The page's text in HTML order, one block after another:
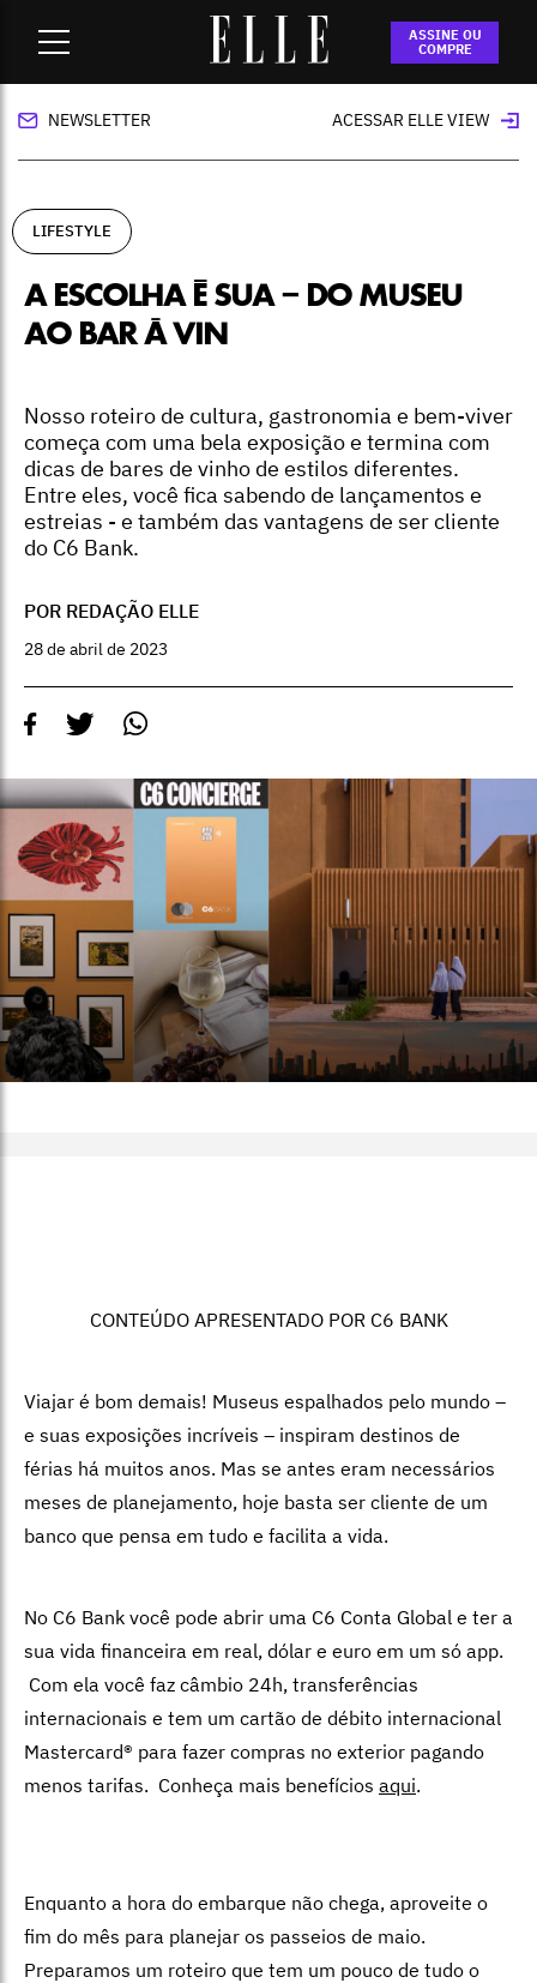
ASSINE OU
COMPRE
A escolha é sua – Do museu ao bar à vin
NEWSLETTER ACESSAR ELLE VIEW
LIFESTYLE
A ESCOLHA É SUA – DO MUSEU
AO BAR À VIN
Nosso roteiro de cultura, gastronomia e bem-viver
começa com uma bela exposição e termina com
dicas de bares de vinho de estilos diferentes.
Entre eles, você fica sabendo de lançamentos e
estreias - e também das vantagens de ser cliente
do C6 Bank.
POR REDAÇÃO ELLE
28 de abril de 2023
CONTEÚDO APRESENTADO POR C6 BANK
Viajar é bom demais! Museus espalhados pelo mundo –
e suas exposições incríveis – inspiram destinos de
férias há muitos anos. Mas se antes eram necessários
meses de planejamento, hoje basta ser cliente de um
banco que pensa em tudo e facilita a vida.
No C6 Bank você pode abrir uma C6 Conta Global e ter a
sua vida financeira em real, dólar e euro em um só app.
Com ela você faz câmbio 24h, transferências
internacionais e tem um cartão de débito internacional
Mastercard® para fazer compras no exterior pagando
menos tarifas. Conheça mais benefícios aqui.
Enquanto a hora do embarque não chega, aproveite o
fim do mês para planejar os passeios de maio.
Preparamos um roteiro que tem um pouco de tudo o